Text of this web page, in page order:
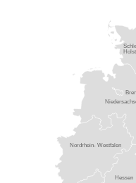
Hessen
Nordrhein- Westfalen